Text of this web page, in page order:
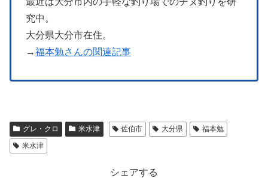
究中。
大分県大分市在住。
→福本勉さんの関連記事
グレ・クロ 米水津 佐伯市 大分県
福本勉
米水津
シェアする